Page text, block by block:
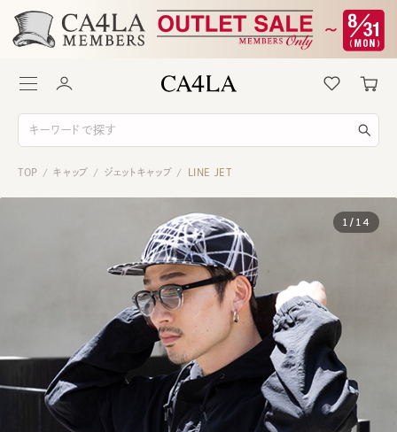
TOP / キャップ / ジェットキャップ / LINE JET
1 / 14